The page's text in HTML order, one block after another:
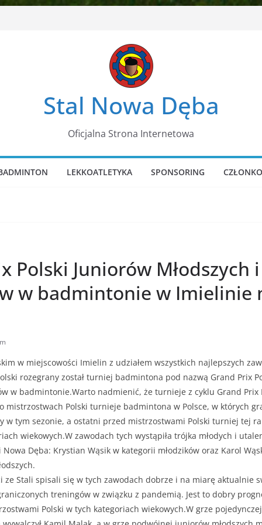
Stal Nowa Dęba
Oficjalna Strona Internetowa
LEKKOATLETYKA SPONSORING
Polski Juniorów Młodszych i
w badmintonie w Imielinie
w miejscowości Imielin z udziałem wszystkich najlepszych
rozegrany został turniej badmintona pod nazwą Grand Prix
w badmintonie.Warto nadmienić, że turnieje z cyklu Grand
mistrzostwach Polski turnieje badmintona w Polsce, w których
w tym sezonie, a ostatni przed mistrzostwami Polski turniej tej
wiekowych.W zawodach tych wystąpiła trójka młodych i
Dęba: Krystian Wąsik w kategorii młodzików oraz Karol
ze Stali spisali się w tych zawodach dobrze i na miarę aktualnie
treningów w związku z pandemią. Jest to dobry
Polski w tych kategoriach wiekowych.W grze